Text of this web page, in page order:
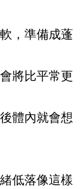
，準備成蓬
將比平常更
體內就會想
低落像這樣